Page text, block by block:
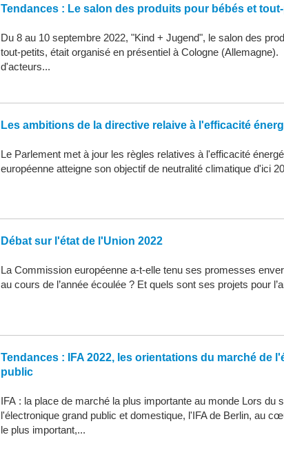
Tendances : Le salon des produits pour bébés et
Du 8 au 10 septembre 2022, "Kind + Jugend", le salon des
tout-petits, était organisé en présentiel à Cologne
d'acteurs...
Les ambitions de la directive relaive à l'efficacité
Le Parlement met à jour les règles relatives à l'efficacité
européenne atteigne son objectif de neutralité climatique d'ici
Débat sur l'état de l'Union 2022
La Commission européenne a-t-elle tenu ses promesses
au cours de l’année écoulée ? Et quels sont ses projets pour
Tendances : IFA 2022, les orientations du marché de
public
IFA : la place de marché la plus importante au monde Lors du
l'électronique grand public et domestique, l'IFA de Berlin, au
le plus important,...